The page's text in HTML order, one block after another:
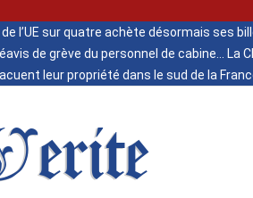
de l’UE sur quatre achète désormais ses
de grève du personnel de cabine
La
leur propriété dans le sud de la